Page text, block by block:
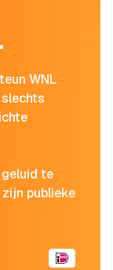
WNL
te
publieke